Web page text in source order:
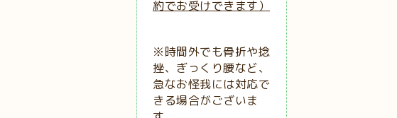
約でお受けできます）
※時間外でも骨折や捻
挫、ぎっくり腰など、
急なお怪我には対応で
きる場合がございま